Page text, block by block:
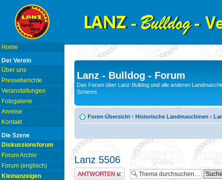
Home
Der Verein
Über uns
Presseberichte
Veranstaltungen
Fotogalerie
Anreise
Kontakt
Die Szene
Diskussionsforum
Forum Archiv
Forum (englisch)
Kleinanzeigen
Lanz - Bulldog - Forum
Das Forum über Lanz-Bulldog und alle anderen
Scheres
Foren-Übersicht ‹ Historische Landmaschinen ‹
Lanz 5506
Antwort erstellen